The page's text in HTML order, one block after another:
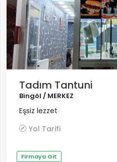
Tadım Tantuni
Bingöl / MERKEZ
Eşsiz lezzet
Yol Tarifi
Firmaya Git